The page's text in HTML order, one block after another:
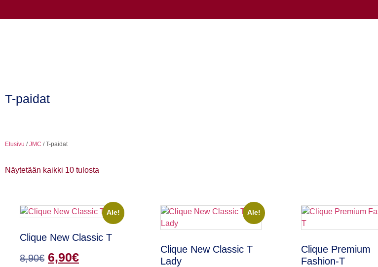
T-paidat
Etusivu /JMC / T-paidat
Näytetään kaikki 10 tulosta
Ale!
Clique New Classic T
8,90€ 6,90€
Ale!
Clique New Classic T
Lady
Clique Premium
Fashion-T